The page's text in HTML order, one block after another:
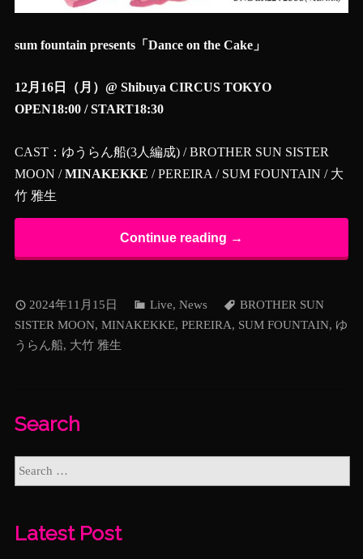
sum fountain presents「Dance on the Cake」
12月16日（月）@ Shibuya CIRCUS TOKYO
OPEN18:00 / START18:30
CAST：ゆうらん船(3人編成) / BROTHER SUN SISTER
MOON /MINAKEKKE / PEREIRA / SUM FOUNTAIN / 大
竹 雅生
Continue reading →
2024年11月15日 Live, News
BROTHER SUN
SISTER MOON, MINAKEKKE, PEREIRA, SUM FOUNTAIN, ゆ
うらん船, 大竹 雅生
Search
Latest Post